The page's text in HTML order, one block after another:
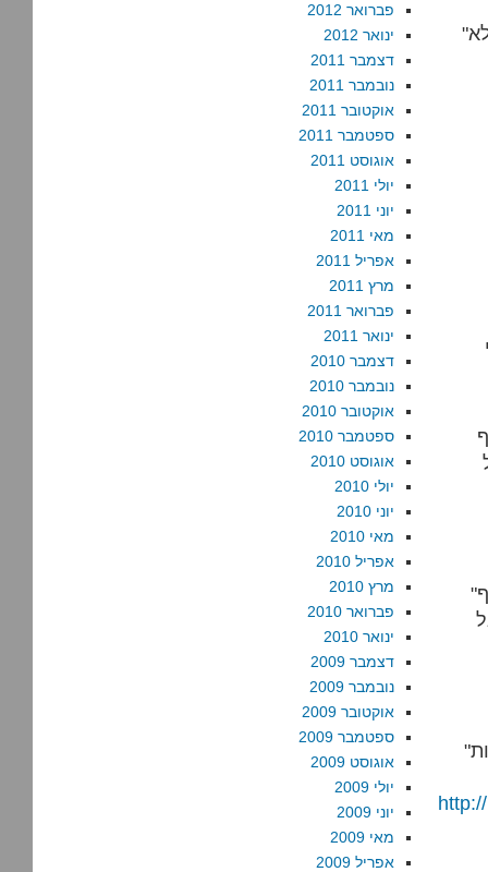
"דרכי שלום זה עקרון-על מרכזי ביותר בהלכה." אולי, אבל הוא לא
"ולמנהיגות יהודית יש, למי שלא שם לב, 23% מהמצביעים בגוף
"איך הגעת למספרים האלו?" זו התוצאה שקיבל פייגלין בבחירות
פברואר 2012
ינואר 2012
דצמבר 2011
נובמבר 2011
אוקטובר 2011
ספטמבר 2011
אוגוסט 2011
יולי 2011
יוני 2011
מאי 2011
אפריל 2011
מרץ 2011
פברואר 2011
ינואר 2011
דצמבר 2010
נובמבר 2010
אוקטובר 2010
ספטמבר 2010
אוגוסט 2010
יולי 2010
יוני 2010
מאי 2010
אפריל 2010
מרץ 2010
פברואר 2010
ינואר 2010
דצמבר 2009
נובמבר 2009
אוקטובר 2009
ספטמבר 2009
אוגוסט 2009
יולי 2009
יוני 2009
מאי 2009
אפריל 2009